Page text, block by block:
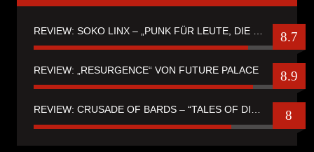
8.7
REVIEW: „RESURGENCE“ VON FUTURE PALACE 8.9
REVIEW: CRUSADE OF BARDS – “TALES OF DISTANT WORLDS“ 8